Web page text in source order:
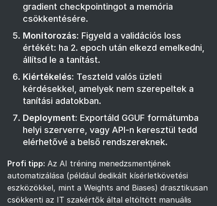
gradient checkpointingot a memória
csökkentésére.
Monitorozás: Figyeld a validációs loss
értékét: ha 2. epoch után elkezd emelkedni,
állítsd le a tanítást.
Kiértékelés: Teszteld valós üzleti
kérdésekkel, amelyek nem szerepeltek a
tanítási adatokban.
Deployment: Exportáld GGUF formátumba
helyi szerverre, vagy API-n keresztül tedd
elérhetővé a belső rendszereknek.
Profi tipp: Az AI tréning menedzsmentjének
automatizálása (például dedikált kísérletkövetési
eszközökkel, mint a Weights and Biases) drasztikusan
csökkenti az IT szakértők által eltöltött manuális